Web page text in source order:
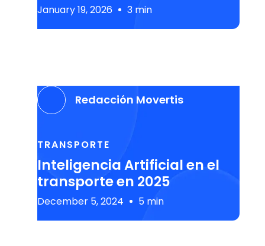
January 19, 2026 3 min
Redacción Movertis
TRANSPORTE
Inteligencia Artificial en el
transporte en 2025
December 5, 2024 5 min